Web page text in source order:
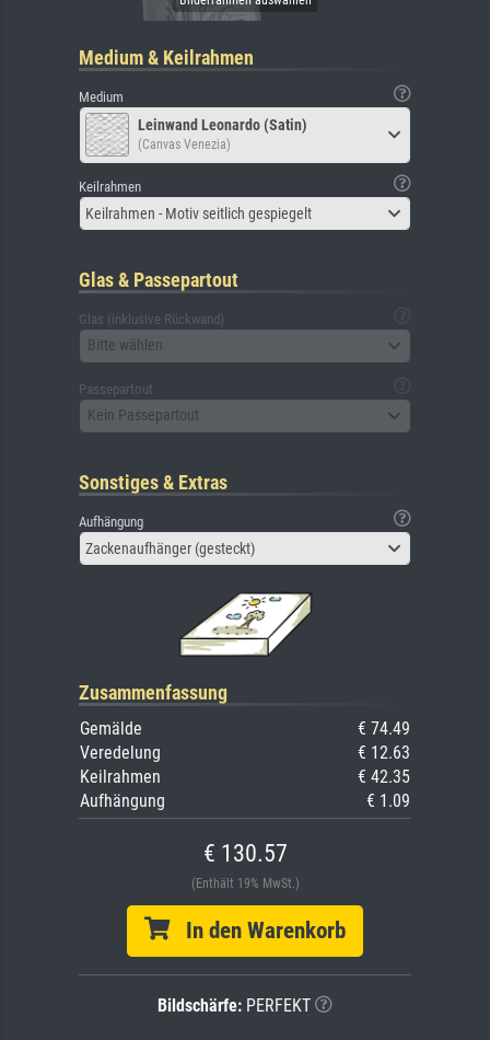
Medium & Keilrahmen
Medium
Leinwand Leonardo (Satin)
(Canvas Venezia)
Keilrahmen
Keilrahmen - Motiv seitlich gespiegelt
Glas & Passepartout
Glas (inklusive Rückwand)
Bitte wählen
Passepartout
Kein Passepartout
Sonstiges & Extras
Aufhängung
Zackenaufhänger (gesteckt)
Zusammenfassung
Gemälde
€ 74.49
Veredelung
€ 12.63
Keilrahmen
€ 42.35
Aufhängung
€ 1.09
€ 130.57
(Enthält 19% MwSt.)
In den Warenkorb
Bildschärfe: PERFEKT